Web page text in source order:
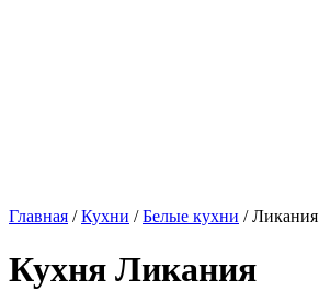
Главная /Кухни /Белые кухни / Ликания
Кухня Ликания